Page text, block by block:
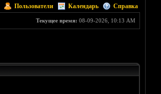
Пользователи Календарь Справка
Текущее время: 08-09-2026, 10:13 AM